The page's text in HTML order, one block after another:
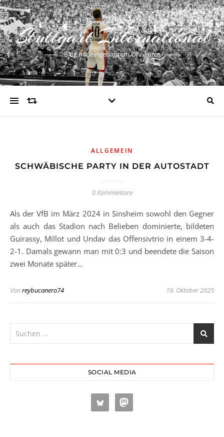
Stuttgart International
Blog mit eingebautem Ohrwurm
ALLGEMEIN
SCHWÄBISCHE PARTY IN DER AUTOSTADT
0 Kommentare
Als der VfB im März 2024 in Sinsheim sowohl den Gegner
als auch das Stadion nach Belieben dominierte, bildeten
Guirassy, Millot und Undav das Offensivtrio in einem 3-4-
2-1. Damals gewann man mit 0:3 und beendete die Saison
zwei Monate später…
Vonreybucanero74 19. Oktober 2025
SOCIAL MEDIA